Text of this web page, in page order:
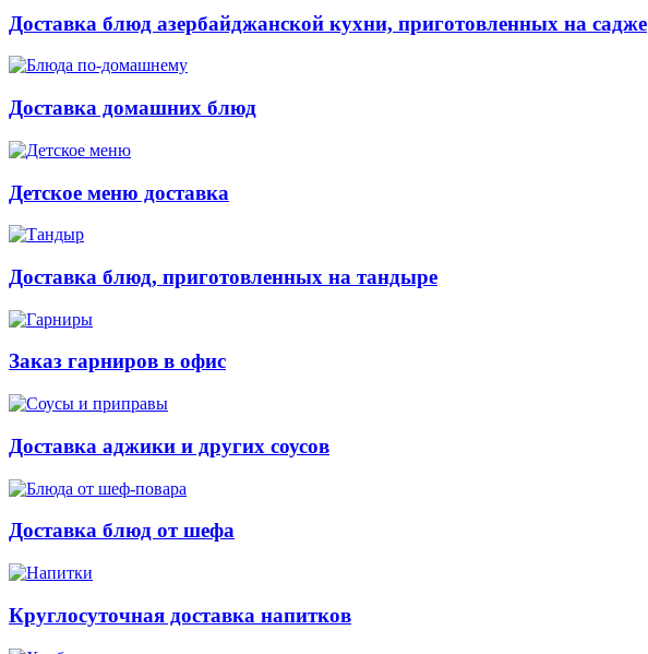
Доставка блюд азербайджанской кухни, приготовленных на садже
Доставка домашних блюд
Детское меню доставка
Доставка блюд, приготовленных на тандыре
Заказ гарниров в офис
Доставка аджики и других соусов
Доставка блюд от шефа
Круглосуточная доставка напитков